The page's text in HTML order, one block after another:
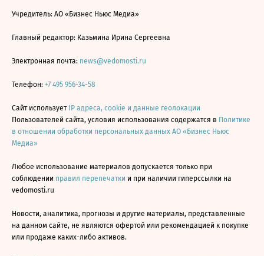
Учредитель: АО «Бизнес Ньюс Медиа»
Главный редактор: Казьмина Ирина Сергеевна
Электронная почта: news@vedomosti.ru
Телефон: +7 495 956-34-58
Сайт использует IP адреса, cookie и данные геолокации
Пользователей сайта, условия использования содержатся в Политике
в отношении обработки персональных данных АО «Бизнес Ньюс
Медиа»
Любое использование материалов допускается только при
соблюдении правил перепечатки и при наличии гиперссылки на
vedomosti.ru
Новости, аналитика, прогнозы и другие материалы, представленные
на данном сайте, не являются офертой или рекомендацией к покупке
или продаже каких-либо активов.